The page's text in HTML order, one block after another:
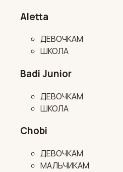
Aletta
ДЕВОЧКАМ
ШКОЛА
Badi Junior
ДЕВОЧКАМ
ШКОЛА
Chobi
ДЕВОЧКАМ
МАЛЬЧИКАМ